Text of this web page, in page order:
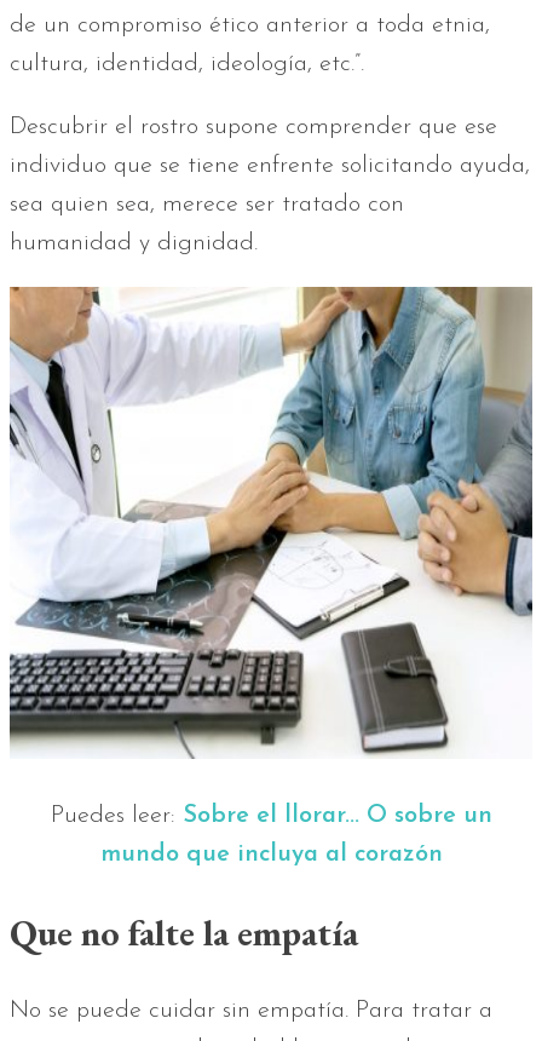
de un compromiso ético anterior a toda etnia,
cultura, identidad, ideología, etc.”.
Descubrir el rostro supone comprender que ese
individuo que se tiene enfrente solicitando ayuda,
sea quien sea, merece ser tratado con
humanidad y dignidad.
Puedes leer: Sobre el llorar... O sobre un
mundo que incluya al corazón
Que no falte la empatía
No se puede cuidar sin empatía. Para tratar a